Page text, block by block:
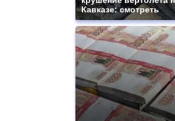
Кавказе: смотреть